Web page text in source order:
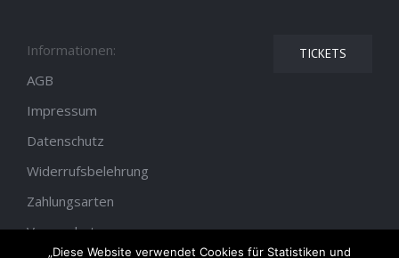
Informationen: TICKETS
AGB
Impressum
Datenschutz
Widerrufsbelehrung
Zahlungsarten
Versandarten
„Diese Website verwendet Cookies für Statistiken und